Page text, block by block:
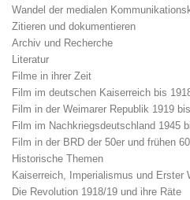
Wandel der medialen
Zitieren und dokumentieren
Archiv und Recherche
Literatur
Filme in ihrer Zeit
Film im deutschen Kaiserreich bis
Film in der Weimarer Republik 1919
Film im Nachkriegsdeutschland 1945
Film in der BRD der 50er und frühen
Historische Themen
Kaiserreich, Imperialismus und Erster
Die Revolution 1918/19 und ihre Räte